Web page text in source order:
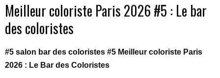
Meilleur coloriste Paris 2026 #5 : Le bar
des coloristes
#5 salon bar des coloristes #5 Meilleur coloriste Paris
2026 : Le Bar des Coloristes